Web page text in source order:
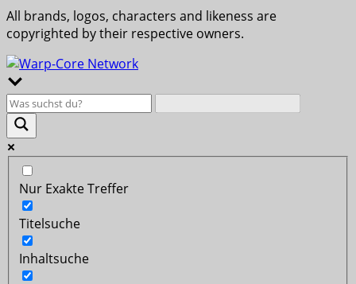
All brands, logos, characters and likeness are
copyrighted by their respective owners.
Nur Exakte Treffer
Titelsuche
Inhaltsuche